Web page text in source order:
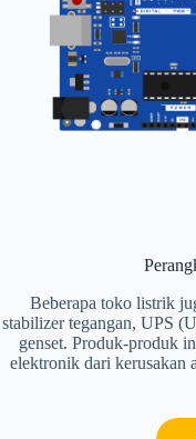
Beberapa toko listrik
stabilizer tegangan, UPS
genset. Produk-produk
elektronik dari kerusakan